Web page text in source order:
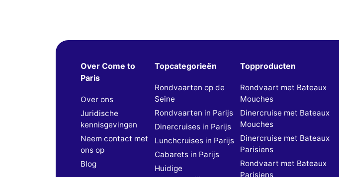
Over Come to
Paris
Over ons
Juridische
kennisgevingen
Neem contact met
ons op
Blog
Topcategorieën
Rondvaarten op de
Seine
Rondvaarten in Parijs
Dinercruises in Parijs
Lunchcruises in Parijs
Cabarets in Parijs
Huidige
Topproducten
Rondvaart met Bateaux
Mouches
Dinercruise met Bateaux
Mouches
Dinercruise met Bateaux
Parisiens
Rondvaart met Bateaux
Parisiens